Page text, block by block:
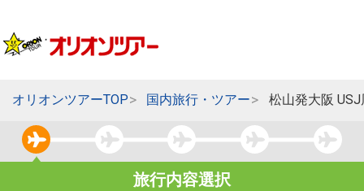
オリオンツアーTOP 国内旅行・ツアー 松山発大阪
旅行内容選択